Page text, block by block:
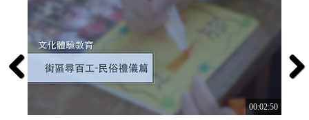
00:02:50
Previous